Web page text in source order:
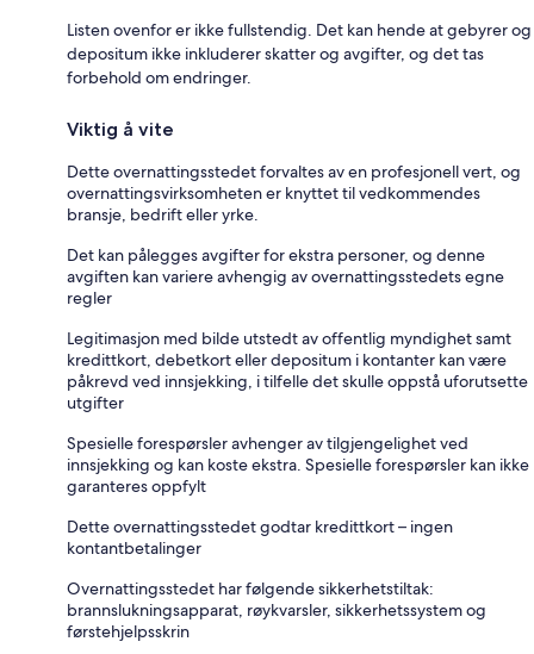
Listen ovenfor er ikke fullstendig. Det kan hende at gebyrer og
depositum ikke inkluderer skatter og avgifter, og det tas
forbehold om endringer.
Viktig å vite
Dette overnattingsstedet forvaltes av en profesjonell vert, og
overnattingsvirksomheten er knyttet til vedkommendes
bransje, bedrift eller yrke.
Det kan pålegges avgifter for ekstra personer, og denne
avgiften kan variere avhengig av overnattingsstedets egne
regler
Legitimasjon med bilde utstedt av offentlig myndighet samt
kredittkort, debetkort eller depositum i kontanter kan være
påkrevd ved innsjekking, i tilfelle det skulle oppstå uforutsette
utgifter
Spesielle forespørsler avhenger av tilgjengelighet ved
innsjekking og kan koste ekstra. Spesielle forespørsler kan ikke
garanteres oppfylt
Dette overnattingsstedet godtar kredittkort – ingen
kontantbetalinger
Overnattingsstedet har følgende sikkerhetstiltak:
brannslukningsapparat, røykvarsler, sikkerhetssystem og
førstehjelpsskrin